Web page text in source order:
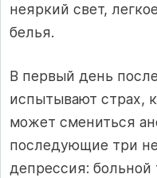
неяркий свет,
белья.
В первый день
испытывают страх,
может смениться
последующие три
депрессия: